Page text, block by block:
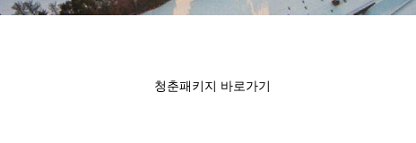
청춘패키지 바로가기